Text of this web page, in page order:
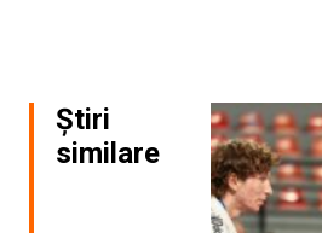
Știri
similare